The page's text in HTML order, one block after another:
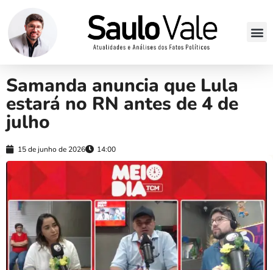
Samanda anuncia que Lula
estará no RN antes de 4 de
julho
15 de junho de 2026 14:00